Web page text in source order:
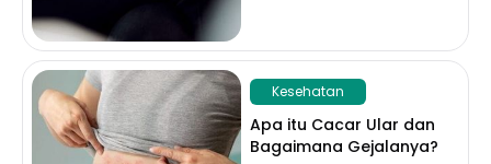
Kesehatan
Apa itu Cacar Ular dan
Bagaimana Gejalanya?